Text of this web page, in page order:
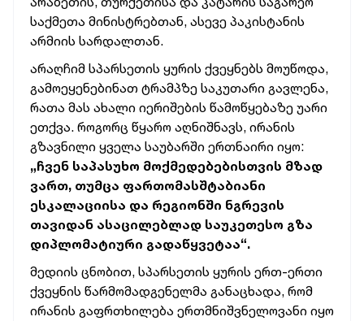
საქმეთა მინისტრებთან, ასევე პაკისტანის
არმიის სარდალთან.
არაღჩიმ სპარსეთის ყურის ქვეყნებს მოუწოდა,
გამოეყენებინათ ტრამპზე საკუთარი გავლენა,
რათა მას ახალი იერიშების წამოწყებაზე უარი
ეთქვა. როგორც წყარო აღნიშნავს, ირანის
გზავნილი ყველა საუბარში ერთნაირი იყო:
„ჩვენ საპასუხო მოქმედებებისთვის მზად
ვართ, თუმცა ფართომასშტაბიანი
ესკალაციისა და რეგიონში ნგრევის
თავიდან ასაცილებლად საუკეთესო გზა
დიპლომატიური გადაწყვეტაა“.
მედიის ცნობით, სპარსეთის ყურის ერთ-ერთი
ქვეყნის წარმომადგენელმა განაცხადა, რომ
ირანის გაფრთხილება ერთმნიშვნელოვანი იყო